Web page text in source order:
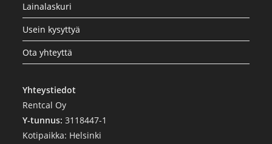
Lainalaskuri
Usein kysyttyä
Ota yhteyttä
Yhteystiedot
Rentcal Oy
Y-tunnus: 3118447-1
Kotipaikka: Helsinki